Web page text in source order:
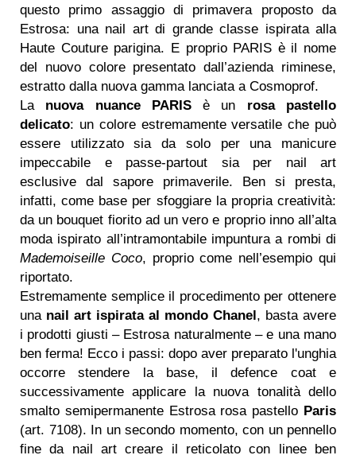
questo primo assaggio di primavera proposto da
Estrosa: una nail art di grande classe ispirata alla
Haute Couture parigina. E proprio PARIS è il nome
del nuovo colore presentato dall’azienda riminese,
estratto dalla nuova gamma lanciata a Cosmoprof.
La nuova nuance PARISè un rosa pastello
delicato: un colore estremamente versatile che può
essere utilizzato sia da solo per una manicure
impeccabile e passe-partout sia per nail art
esclusive dal sapore primaverile. Ben si presta,
infatti, come base per sfoggiare la propria creatività:
da un bouquet fiorito ad un vero e proprio inno all’alta
moda ispirato all’intramontabile impuntura a rombi di
Mademoiseille Coco, proprio come nell’esempio qui
riportato.
Estremamente semplice il procedimento per ottenere
una nail art ispirata al mondo Chanel, basta avere
i prodotti giusti – Estrosa naturalmente – e una mano
ben ferma! Ecco i passi: dopo aver preparato l'unghia
occorre stendere la base, il defence coat e
successivamente applicare la nuova tonalità dello
smalto semipermanente Estrosa rosa pastello Paris
(art. 7108). In un secondo momento, con un pennello
fine da nail art creare il reticolato con linee ben